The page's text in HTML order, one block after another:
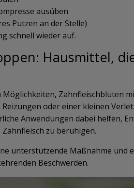
ausüben
Putzen an der Stelle)
schnell wieder auf.
Hausmittel,
Zahnfleischbluten
oder einer kleinen
Anwendungen dabei helfen,
zu beruhigen.
unterstützende Maßnahme und
Beschwerden.